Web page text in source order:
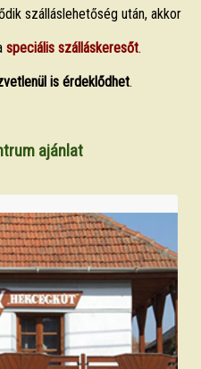
szálláslehetőség után, akkor
speciális szálláskeresőt.
is érdeklődhet.
ajánlat